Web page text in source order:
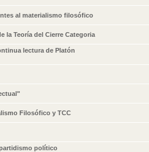
al materialismo filosófico
la Teorí­a del Cierre Categoria
lectura de Platón
Filosófico y TCC
polí­tico